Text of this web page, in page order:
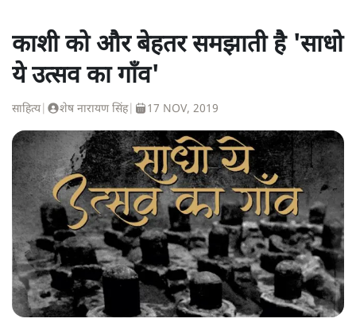
काशी को और बेहतर समझाती है 'साधो
ये उत्सव का गाँव'
साहित्य| शेष नारायण सिंह| 17 NOV, 2019